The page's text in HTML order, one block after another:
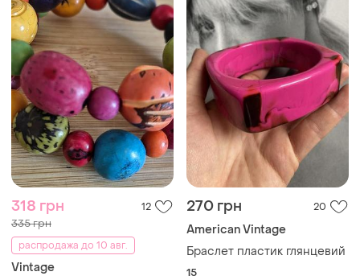
318 грн 12
335 грн
распродажа до 10 авг.
Vintage
270 грн 20
American Vintage
Браслет пластик глянцевий
15